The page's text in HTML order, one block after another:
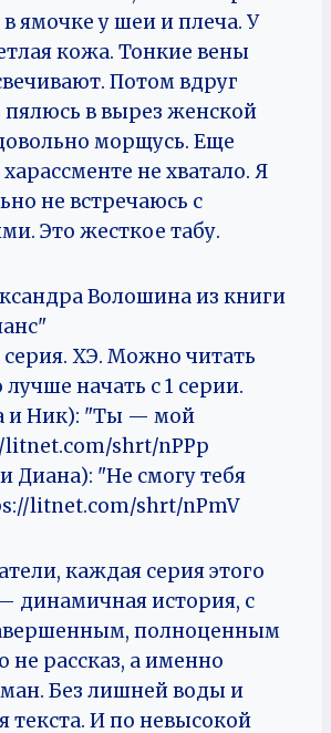
в ямочке у шеи и плеча. У
кожа. Тонкие вены
Потом вдруг
пялюсь в вырез женской
морщусь. Еще
не хватало. Я
не встречаюсь с
Это жесткое табу.
Волошина из книги
серия. ХЭ. Можно читать
начать с 1 серии.
и Ник): "Ты — мой
shrt/nPPp
Диана): "Не смогу тебя
litnet.com/shrt/nPmV
каждая серия этого
динамичная история, с
полноценным
не рассказ, а именно
Без лишней воды и
текста. И по невысокой